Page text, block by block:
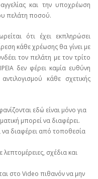
και την υποχρέωση
πελάτη ποσού.
ότι έχει εκπληρώσει
κάθε χρέωσης θα γίνει με
τον πελάτη με τον τρίτο
δεν φέρει καμία ευθύνη
κάθε σχετικής
εδώ είναι μόνο για
μπορεί να διαφέρει.
να διαφέρει από τοποθεσία
σχέδια και
στο Video πιθανόν να μην